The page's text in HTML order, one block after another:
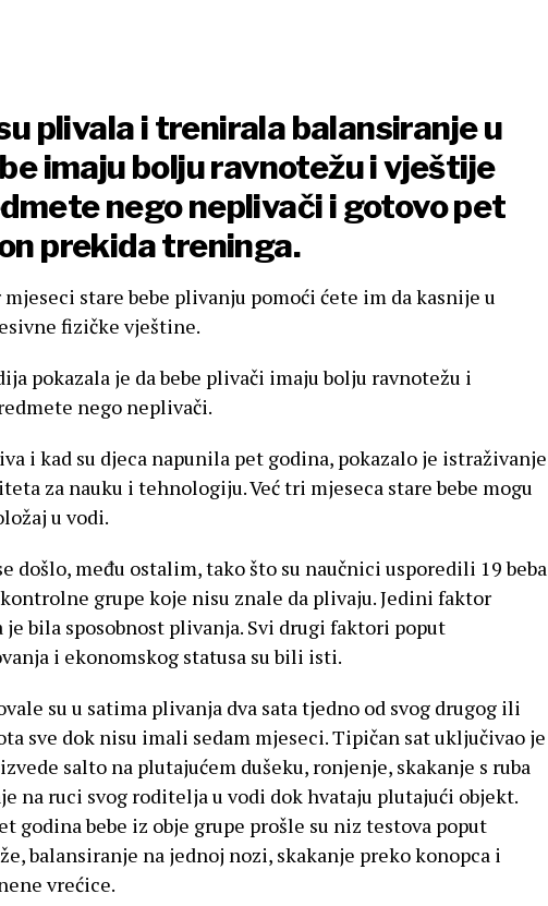
plivala i trenirala balansiranje u
imaju bolju ravnotežu i vještije
nego neplivači i gotovo pet
prekida treninga.
stare bebe plivanju pomoći ćete im da kasnije u
fizičke vještine.
pokazala je da bebe plivači imaju bolju ravnotežu i
nego neplivači.
i kad su djeca napunila pet godina, pokazalo je istraživanje
za nauku i tehnologiju. Već tri mjeseca stare bebe mogu
u vodi.
došlo, među ostalim, tako što su naučnici usporedili 19 beba
grupe koje nisu znale da plivaju. Jedini faktor
bila sposobnost plivanja. Svi drugi faktori poput
i ekonomskog statusa su bili isti.
su u satima plivanja dva sata tjedno od svog drugog ili
sve dok nisu imali sedam mjeseci. Tipičan sat uključivao je
salto na plutajućem dušeku, ronjenje, skakanje s ruba
na ruci svog roditelja u vodi dok hvataju plutajući objekt.
godina bebe iz obje grupe prošle su niz testova poput
balansiranje na jednoj nozi, skakanje preko konopca i
vrećice.